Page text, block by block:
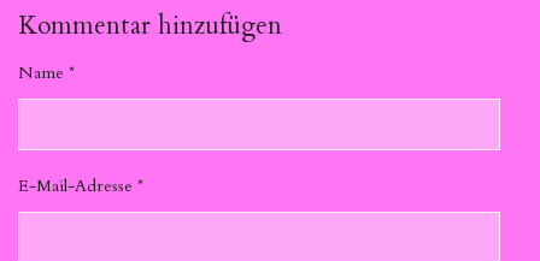
Kommentar hinzufügen
Name *
E-Mail-Adresse *